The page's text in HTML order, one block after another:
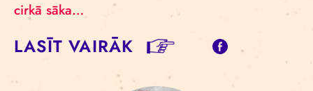
cirkā sāka…
LASĪT VAIRĀK